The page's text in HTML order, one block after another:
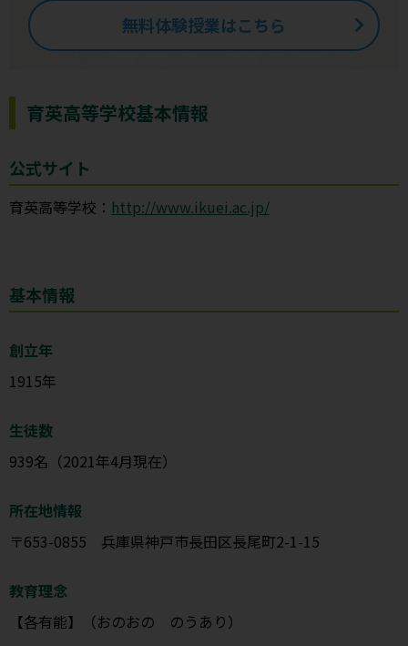
無料体験授業はこちら
育英高等学校基本情報
公式サイト
育英高等学校： http://www.ikuei.ac.jp/
基本情報
創立年
1915年
生徒数
939名（2021年4月現在）
所在地情報
〒653-0855 兵庫県神戸市長田区長尾町2-1-15
教育理念
【各有能】（おのおの のうあり）